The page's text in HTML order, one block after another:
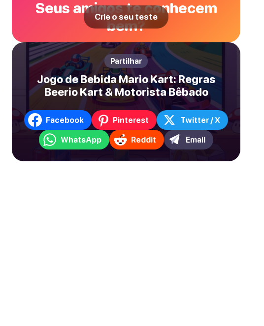
Seus amigos te conhecem
bem?
Crie o seu teste
Partilhar
Jogo de Bebida Mario Kart: Regras
Beerio Kart & Motorista Bêbado
Facebook Pinterest Twitter / X
WhatsApp Reddit Email